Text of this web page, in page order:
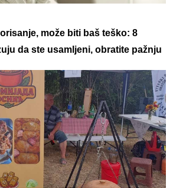
može biti baš teško: 8
da ste usamljeni, obratite pažnju